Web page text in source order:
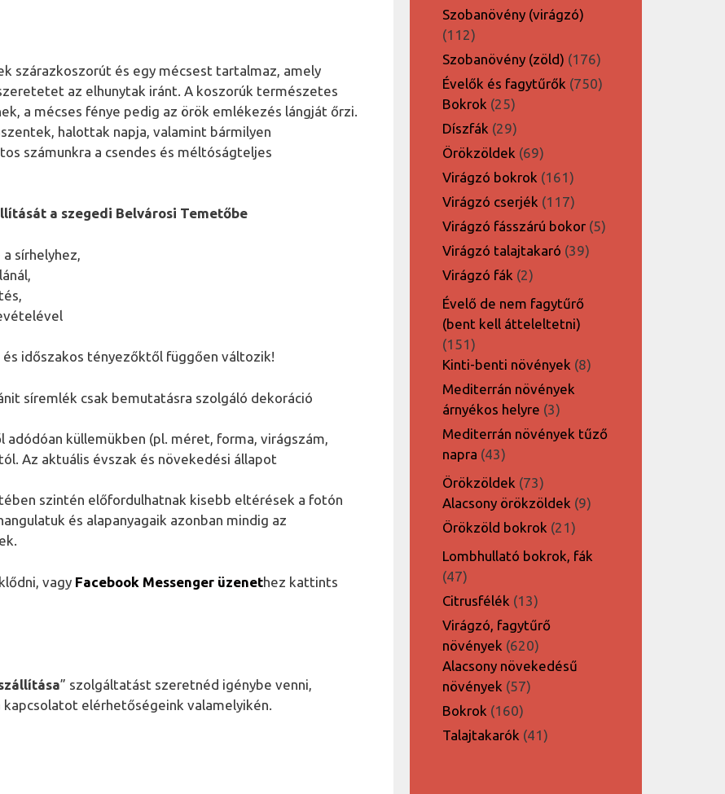
szárazkoszorút és egy mécsest tartalmaz, amely
az elhunytak iránt. A koszorúk természetes
a mécses fénye pedig az örök emlékezés lángját őrzi.
halottak napja, valamint bármilyen
számunkra a csendes és méltóságteljes
a szegedi Belvárosi Temetőbe
sírhelyhez,
és időszakos tényezőktől függően változik!
síremlék csak bemutatásra szolgáló dekoráció
küllemükben (pl. méret, forma, virágszám,
Az aktuális évszak és növekedési állapot
szintén előfordulhatnak kisebb eltérések a fotón
és alapanyagaik azonban mindig az
vagy Facebook Messenger üzenethez kattints
” szolgáltatást szeretnéd igénybe venni,
elérhetőségeink valamelyikén.
termék
Szobanövény (virágzó)
112112
termék
Szobanövény (zöld) 176176
termék
Évelők és fagytűrők 750750
Bokrok 2525
termék
Díszfák 2929
termék
Örökzöldek 6969
termék
Virágzó bokrok 161161
termék
Virágzó cserjék 117117
termék
Virágzó fásszárú bokor 55
Virágzó talajtakaró 3939
Virágzó fák 22
termék
Évelő de nem fagytűrő
(bent kell átteleltetni)
151151
termék
Kinti-benti növények 88
Mediterrán növények
árnyékos helyre 33
termék
Mediterrán növények tűző
napra 4343
termék
Örökzöldek 7373
termék
Alacsony örökzöldek 99
Örökzöld bokrok 2121
termék
Lombhullató bokrok, fák
4747
termék
Citrusfélék 1313
termék
Virágzó, fagytűrő
növények 620620
termék
Alacsony növekedésű
növények 5757
Bokrok 160160
termék
Talajtakarók 4141